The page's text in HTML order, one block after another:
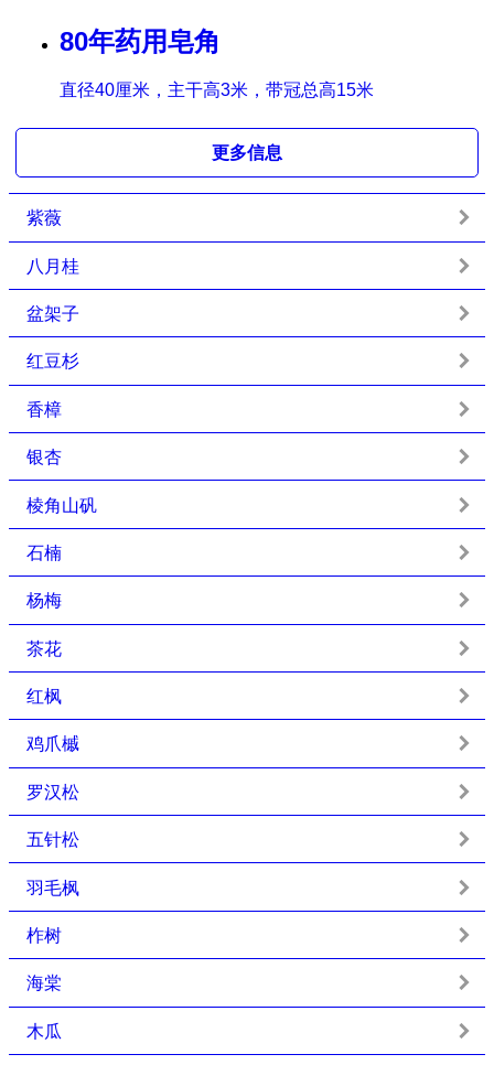
80年药用皂角
直径40厘米，主干高3米，带冠总高15米
更多信息
紫薇
八月桂
盆架子
红豆杉
香樟
银杏
棱角山矾
石楠
杨梅
茶花
红枫
鸡爪槭
罗汉松
五针松
羽毛枫
柞树
海棠
木瓜